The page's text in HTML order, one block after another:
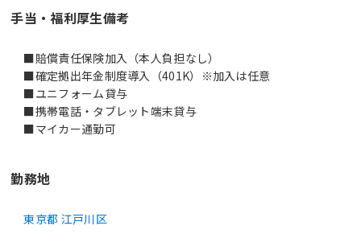
手当・福利厚生備考
■賠償責任保険加入（本人負担なし）
■確定拠出年金制度導入（401K）※加入は任意
■ユニフォーム貸与
■携帯電話・タブレット端末貸与
■マイカー通勤可
勤務地
東京都 江戸川区